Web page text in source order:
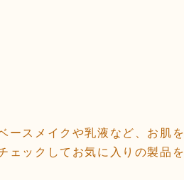
ースメイクや乳液など、お肌を
ェックしてお気に入りの製品を